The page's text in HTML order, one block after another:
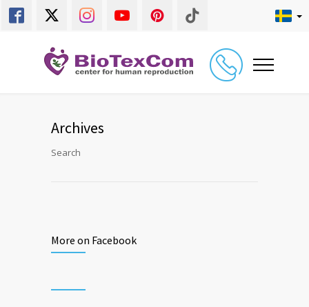
Archives
Search
More on Facebook